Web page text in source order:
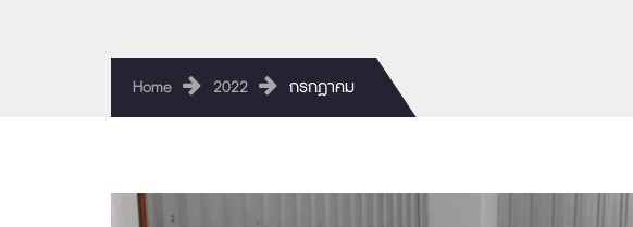
Home 2022 กรกฎาคม